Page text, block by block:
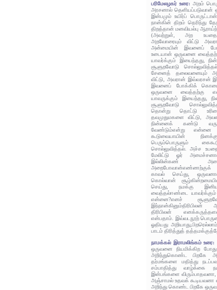
பரிமேலழகர் உரை:அறம்
அரசனால் தெளியப்படுவான்
இன்பமும் உயிர்ப்
நான்கின் திறம் தெரிந்து
திறத்தான் மனவியல்பு
(அவற்றுள், அற
அறவோரையும் விட்டு
அன்மையின் இவனைப்
உடையான் ஒருவனை
யாவர்க்கும் இயைந்தது,
சூளுறவோடு
சேனைத் தலைவனையும்
விட்டு, அவரான் இவ்வரசன்
இவனைப் போக்கிக்
ஒருவனை வைத்தற்கு
யாவருக்கும் இயைந்தது,
சூளுறவோடு
தொன்று தொட்டு
தவமுதுமகளை விட்டு,
நின்னைக் கண்டு
வேண்டும்என்று என்னை
கூடுவையாயின்
பெரும்பொருளும்
சொல்லுவித்தல். அச்ச
மேலிட்டு ஓர்
இல்லின்கண்
அறைபோவான்எண்ணற்குக்
காவல் செய்து,
கொல்வான்
செய்து, நமக்கு
வைத்தல்ஈண்டை யாவர்க்கும்
என்னை?எனச்
இந்நான்கினும்திரிபிலன்
திரிபிலன்
என்பதாம். இவ்வடநூற்
ஓதியது
பாடம் திரித்துத்
நாமக்கல் இராமலிங்கம் உரை:
ஒருவனை நியமிக்கிற
அறிந்துகொண்ட பிறகே
தர்மங்களை மதித்து
சம்பாதித்து வாழ்க்கை
இன்பங்களை விரும்பாதவனா,
அஞ்சாமல் உதவக் கூடியவனா
அறிந்து கொண்ட பிறகே